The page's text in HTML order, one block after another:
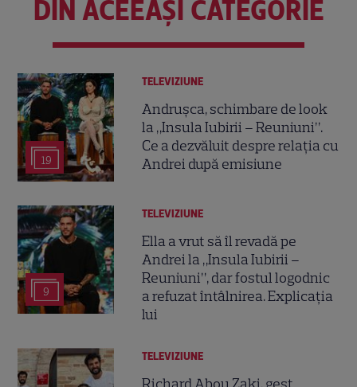
DIN ACEEAȘI CATEGORIE
19
TELEVIZIUNE
Andrușca, schimbare de look
la „Insula Iubirii – Reuniuni”.
Ce a dezvăluit despre relația cu
Andrei după emisiune
9
TELEVIZIUNE
Ella a vrut să îl revadă pe
Andrei la „Insula Iubirii –
Reuniuni”, dar fostul logodnic
a refuzat întâlnirea. Explicația
lui
TELEVIZIUNE